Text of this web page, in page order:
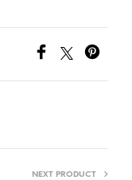
NEXT PRODUCT